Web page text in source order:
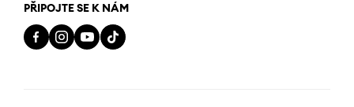
PŘIPOJTE SE K NÁM